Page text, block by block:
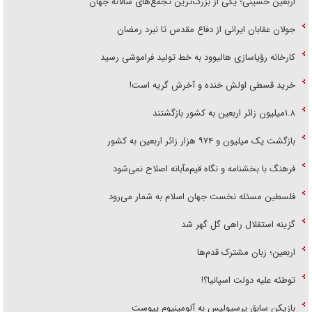
جولان عقابان ایرانی از دفاع مقدس تا نبرد رمضان
کارخانه رؤیاسازی هالیوود به خط تولید فراموشی رسید
خرید قسطی اولش خنده و آخرش گریه است!
۱.۸میلیون زائر اربعین به کشور بازگشتند
بازگشت یک میلیون و ۹۷۴ هزار زائر اربعین به کشور
فرهنگ با بخشنامه و نگاه قیم‌مآبانه اصلاح نمی‌شود
فلسطین مسئله نخست جهان اسلام به شمار می‌رود
گزینه استقلال راهی گل گهر شد
اربعین؛ زبان مشترک قدم‌ها
توطئه علیه دولت اسپانیا؟!
بازیکن سابق پرسپولیس به آلومینیوم پیوست